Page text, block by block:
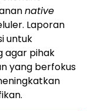
native
Laporan
untuk
agar pihak
yang berfokus